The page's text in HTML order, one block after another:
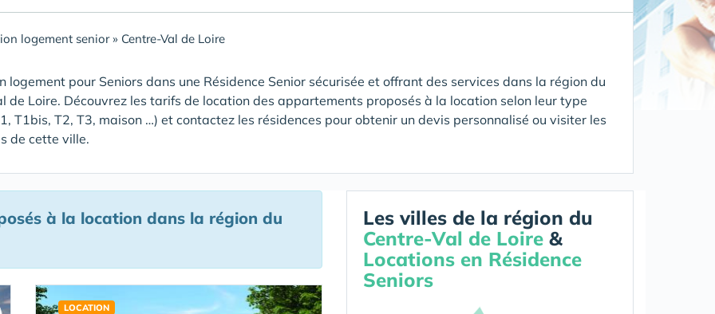
logement senior» Centre-Val de Loire
logement pour Seniors dans une Résidence Senior sécurisée et offrant des services dans la région du
de Loire. Découvrez les tarifs de location des appartements proposés à la location selon leur type
T1bis, T2, T3, maison …) et contactez les résidences pour obtenir un devis personnalisé ou visiter les
de cette ville.
à la location dans la région du
LOCATION
Les villes de la région du
Centre-Val de Loire &
Locations en Résidence
Seniors